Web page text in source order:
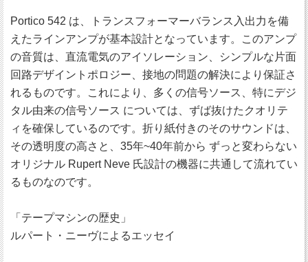
Portico 542 は、トランスフォーマーバランス入出力を備
えたラインアンプが基本設計となっています。このアンプ
の音質は、直流電気のアイソレーション、シンプルな片面
回路デザイントポロジー、接地の問題の解決により保証さ
れるものです。これにより、多くの信号ソース、特にデジ
タル由来の信号ソース については、ずば抜けたクオリテ
ィを確保しているのです。折り紙付きのそのサウンドは、
その透明度の高さと、35年~40年前から ずっと変わらない
オリジナル Rupert Neve 氏設計の機器に共通して流れてい
るものなのです。
「テープマシンの歴史」
ルパート・ニーヴによるエッセイ